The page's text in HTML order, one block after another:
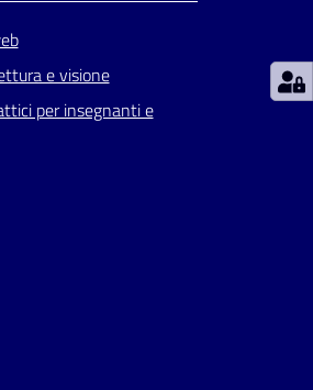
e visione
per insegnanti e